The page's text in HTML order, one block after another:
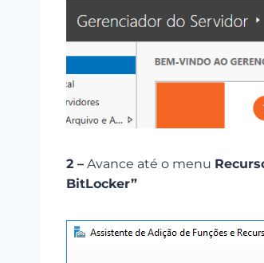
2 – Avance até o menu
BitLocker”